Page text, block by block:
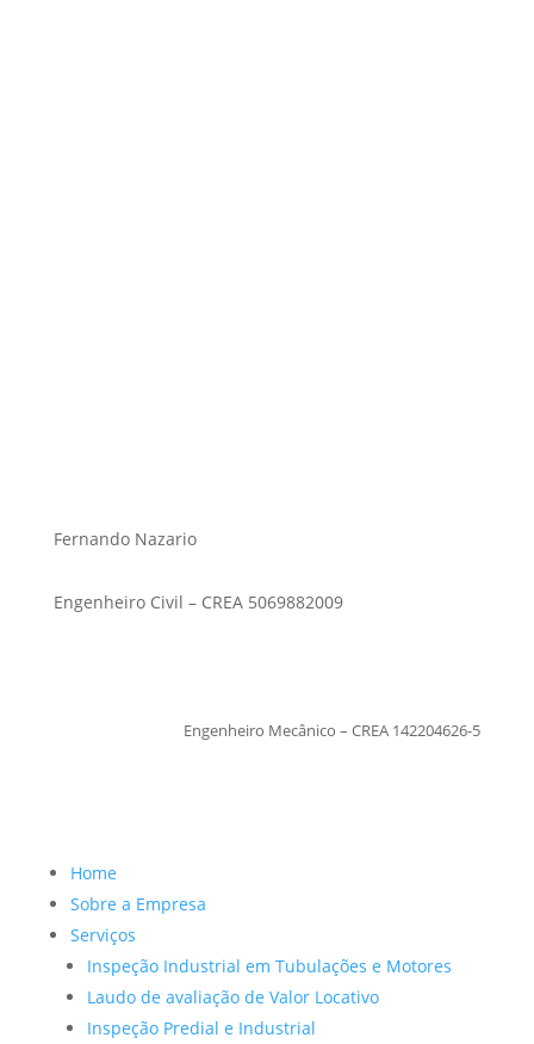
Fernando Nazario
Engenheiro Civil – CREA 5069882009
Engenheiro Mecânico – CREA 142204626-5
Home
Sobre a Empresa
Serviços
Inspeção Industrial em Tubulações e Motores
Laudo de avaliação de Valor Locativo
Inspeção Predial e Industrial